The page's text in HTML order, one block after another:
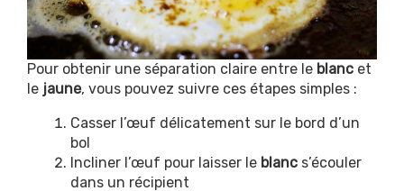
Pour obtenir une séparation claire entre le blanc et
le jaune, vous pouvez suivre ces étapes simples :
Casser l’œuf délicatement sur le bord d’un
bol
Incliner l’œuf pour laisser le blanc s’écouler
dans un récipient